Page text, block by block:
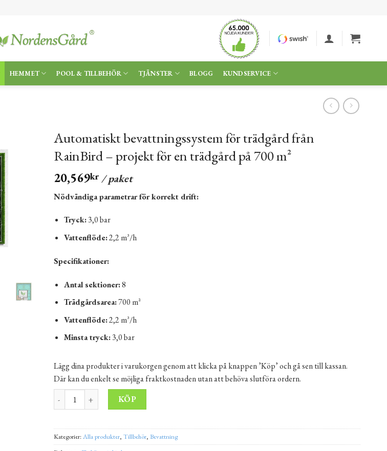
HEMMET POOL & TILLBEHÖR TJÄNSTER BLOGG KUNDSERVICE
Automatiskt bevattningssystem för trädgård från
RainBird – projekt för en trädgård på 700 m²
20,569kr/ paket
Nödvändiga parametrar för korrekt drift:
Tryck:3,0 bar
Vattenflöde:2,2 m³/h
Specifikationer:
Antal sektioner:8
Trädgårdsarea:700 m²
Vattenflöde:2,2 m³/h
Minsta tryck:3,0 bar
Lägg dina produkter i varukorgen genom att klicka på knappen ’Köp’ och gå sen till kassan.
Där kan du enkelt se möjliga fraktkostnaden utan att behöva slutföra ordern.
Automatiskt bevattningssystem för trädgård från RainBird - projekt för en trädgård på 700 m² mängd
KÖP
Kategorier:Alla produkter, Tillbehör, Bevattning